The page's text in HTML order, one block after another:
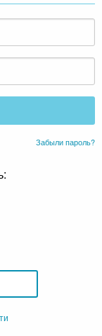
Забыли пароль?